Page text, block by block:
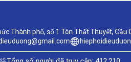
Thành phố, số 1 Tôn Thất Thuyết, Cầu